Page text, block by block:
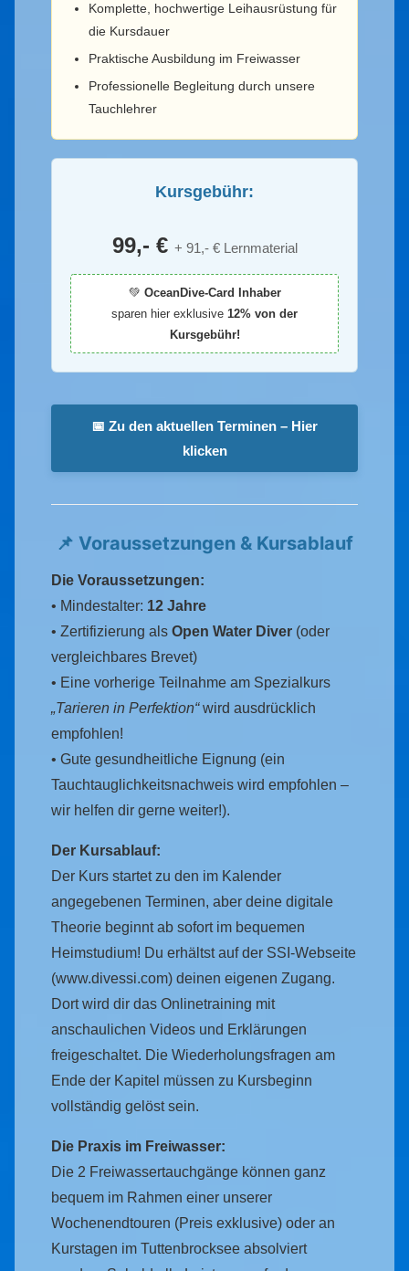
Komplette, hochwertige Leihausrüstung für
die Kursdauer
Praktische Ausbildung im Freiwasser
Professionelle Begleitung durch unsere
Tauchlehrer
Kursgebühr:
99,- € + 91,- € Lernmaterial
💚 OceanDive-Card Inhaber
sparen hier exklusive 12% von der
Kursgebühr!
📅 Zu den aktuellen Terminen – Hier
klicken
📌 Voraussetzungen & Kursablauf
Die Voraussetzungen:
• Mindestalter: 12 Jahre
• Zertifizierung als Open Water Diver (oder
vergleichbares Brevet)
• Eine vorherige Teilnahme am Spezialkurs
„Tarieren in Perfektion“wird ausdrücklich
empfohlen!
• Gute gesundheitliche Eignung (ein
Tauchtauglichkeitsnachweis wird empfohlen –
wir helfen dir gerne weiter!).
Der Kursablauf:
Der Kurs startet zu den im Kalender
angegebenen Terminen, aber deine digitale
Theorie beginnt ab sofort im bequemen
Heimstudium! Du erhältst auf der SSI-Webseite
(www.divessi.com) deinen eigenen Zugang.
Dort wird dir das Onlinetraining mit
anschaulichen Videos und Erklärungen
freigeschaltet. Die Wiederholungsfragen am
Ende der Kapitel müssen zu Kursbeginn
vollständig gelöst sein.
Die Praxis im Freiwasser:
Die 2 Freiwassertauchgänge können ganz
bequem im Rahmen einer unserer
Wochenendtouren (Preis exklusive) oder an
Kurstagen im Tuttenbrocksee absolviert